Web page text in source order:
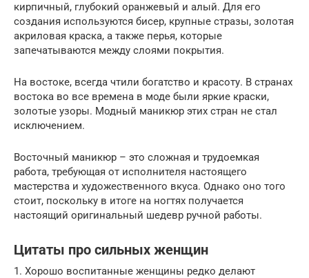
кирпичный, глубокий оранжевый и алый. Для его
создания используются бисер, крупные стразы, золотая
акриловая краска, а также перья, которые
запечатываются между слоями покрытия.
На востоке, всегда чтили богатство и красоту. В странах
востока во все времена в моде были яркие краски,
золотые узоры. Модный маникюр этих стран не стал
исключением.
Восточный маникюр – это сложная и трудоемкая
работа, требующая от исполнителя настоящего
мастерства и художественного вкуса. Однако оно того
стоит, поскольку в итоге на ногтях получается
настоящий оригинальный шедевр ручной работы.
Цитаты про сильных женщин
1. Хорошо воспитанные женщины редко делают